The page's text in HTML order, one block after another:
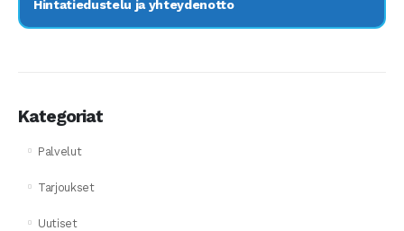
Hintatiedustelu ja yhteydenotto
Kategoriat
Palvelut
Tarjoukset
Uutiset